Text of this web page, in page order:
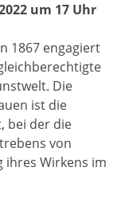
um 17 Uhr
1867 engagiert
Die
ist die
bei der die
von
ihres Wirkens im